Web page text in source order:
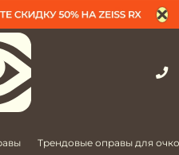
Трендовые оправы для